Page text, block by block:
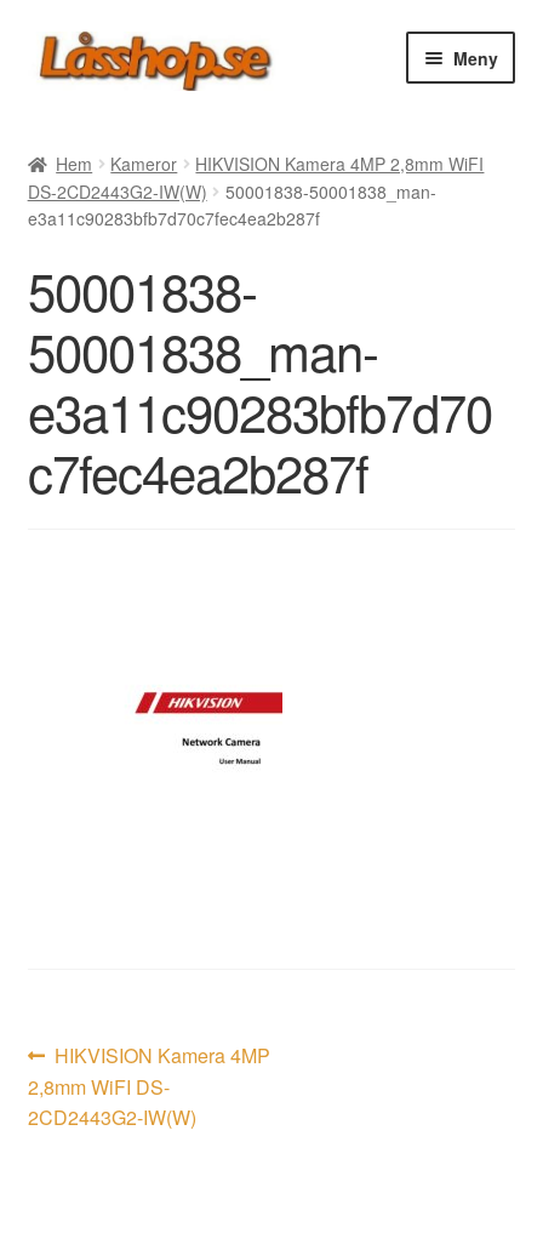
Hoppa
till
Hoppa
till
Meny
Rea
Villkor
Vanliga frågor
Forum/Manualer/Råd
Support
Hem Kameror
HIKVISION Kamera 4MP 2,8mm WiFI
DS-2CD2443G2-IW(W)
50001838-50001838_man-
e3a11c90283bfb7d70c7fec4ea2b287f
50001838-
50001838_man-
e3a11c90283bfb7d70
c7fec4ea2b287f
Inläggsnavigering
Föregående
inlägg:
HIKVISION Kamera 4MP
2,8mm WiFI DS-
2CD2443G2-IW(W)